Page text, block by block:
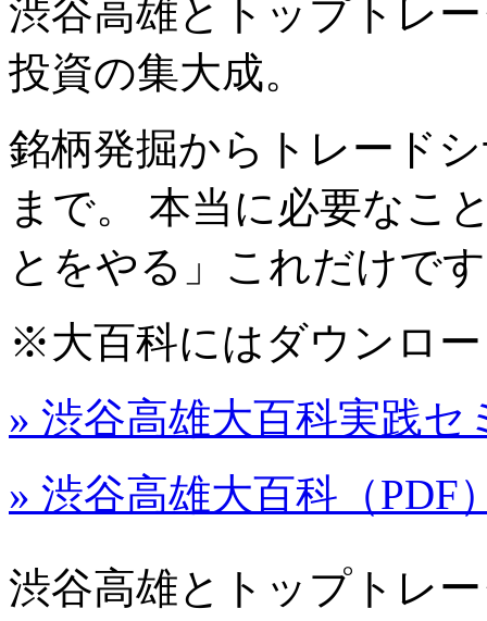
渋谷高雄とトップトレ
投資の集大成。
銘柄発掘からトレード
まで。 本当に必要なこ
とをやる」 これだけで
※大百科にはダウンロ
» 渋谷高雄大百科実践セ
» 渋谷高雄大百科（PDF
渋谷高雄とトップトレ